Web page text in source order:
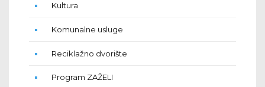
Kultura
Komunalne usluge
Reciklažno dvorište
Program ZAŽELI